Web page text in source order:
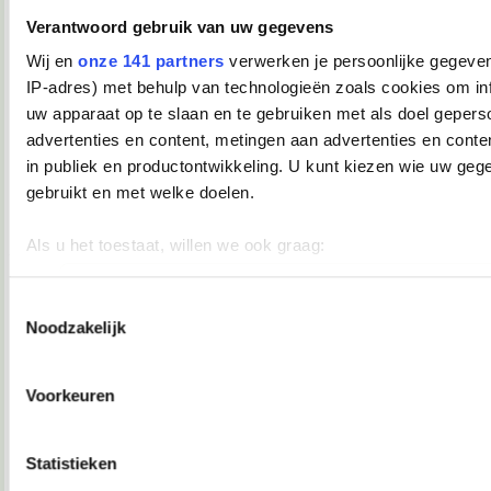
Verantwoord gebruik van uw gegevens
Wij en onze 141 partners verwerken je persoonlijke
IP-adres) met behulp van technologieën zoals cookies om
uw apparaat op te slaan en te gebruiken met als doel
advertenties en content, metingen aan advertenties en
in publiek en productontwikkeling. U kunt kiezen wie uw
gebruikt en met welke doelen.
Als u het toestaat, willen we ook graag:
Uw apparaat identificeren door het actief te scannen op
Lees meer over hoe uw persoonlijke gegevens worden
Noodzakelijk
Voorkeuren
Statistieken
Daar had ie het wel moeilijk mee.
TopDrop
__________________
Verwijderd